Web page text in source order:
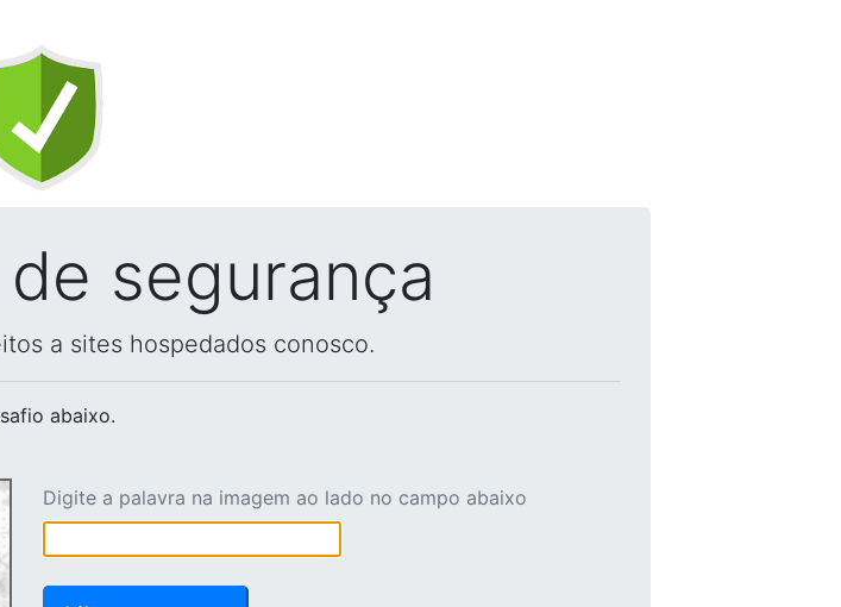
segurança
a sites hospedados conosco.
abaixo.
Digite a palavra na imagem ao lado no campo abaixo